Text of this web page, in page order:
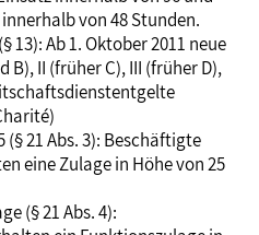
von 48 Stunden.
13): Ab 1. Oktober 2011 neue
B), II (früher C), III (früher D),
(§ 21 Abs. 3): Beschäftigte
eine Zulage in Höhe von 25
(§ 21 Abs. 4):